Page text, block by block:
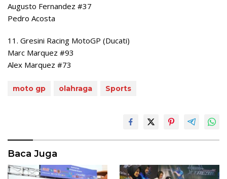
Augusto Fernandez #37
Pedro Acosta
11. Gresini Racing MotoGP (Ducati)
Marc Marquez #93
Alex Marquez #73
moto gp olahraga Sports
Baca Juga